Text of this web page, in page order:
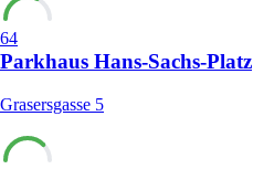
64
Parkhaus Hans-Sachs-Platz
Grasersgasse 5